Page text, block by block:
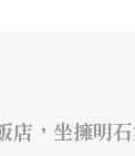
店，坐擁明